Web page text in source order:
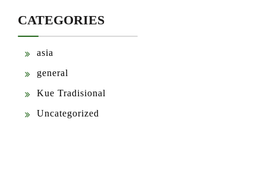
CATEGORIES
asia
general
Kue Tradisional
Uncategorized